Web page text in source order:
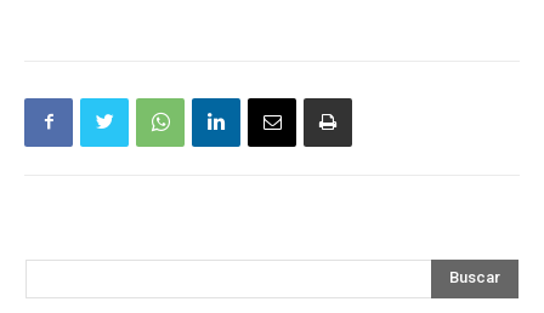
Buscar